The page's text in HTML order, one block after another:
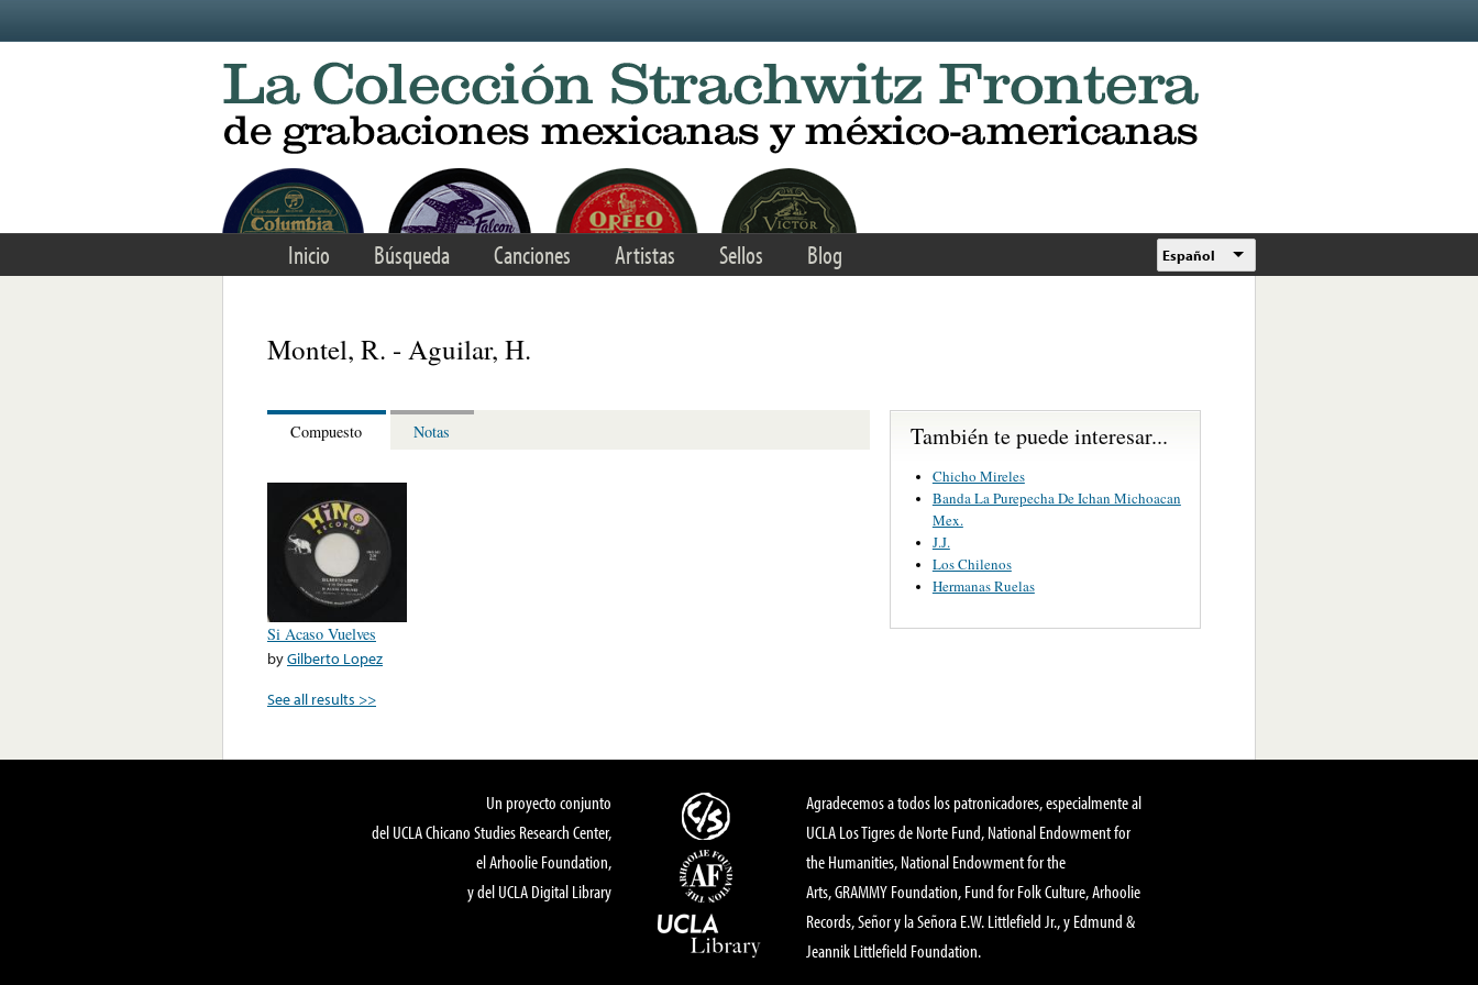
Inicio Búsqueda Canciones Artistas Sellos Blog Español
Montel, R. - Aguilar, H.
Compuesto Notas
Si Acaso Vuelves
byGilberto Lopez
See all results >>
También te puede interesar...
Chicho Mireles
Banda La Purepecha De Ichan Michoacan
Mex.
J.J.
Los Chilenos
Hermanas Ruelas
Un proyecto conjunto
del UCLA Chicano Studies Research Center,
el Arhoolie Foundation,
y del UCLA Digital Library
Agradecemos a todos los patronicadores, especialmente al
UCLA Los Tigres de Norte Fund, National Endowment for
the Humanities, National Endowment for the
Arts, GRAMMY Foundation, Fund for Folk Culture, Arhoolie
Records, Señor y la Señora E.W. Littlefield Jr., y Edmund &
Jeannik Littlefield Foundation.